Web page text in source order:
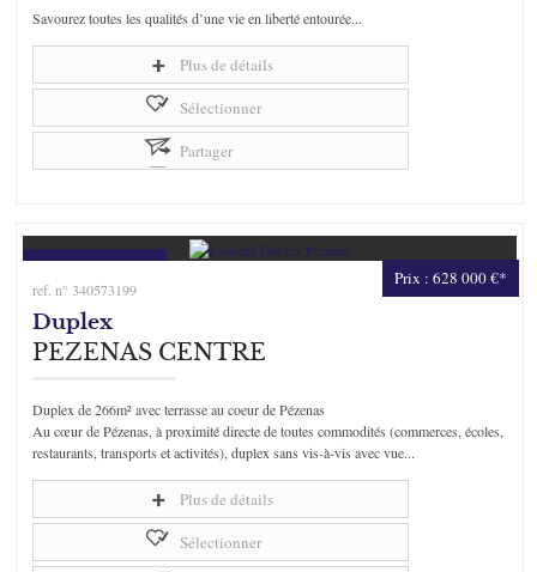
Savourez toutes les qualités d’une vie en liberté entourée...
Plus de détails
Sélectionner
Partager
Prix : 628 000 €*
ref. n° 340573199
Duplex
PEZENAS CENTRE
Duplex de 266m² avec terrasse au coeur de Pézenas
Au cœur de Pézenas, à proximité directe de toutes commodités (commerces, écoles,
restaurants, transports et activités), duplex sans vis-à-vis avec vue...
Plus de détails
Sélectionner